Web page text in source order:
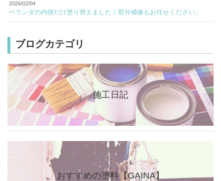
2026/02/04
ベランダの内側だけ塗り替えました｜部分補修もお任せください」
ブログカテゴリ
施工日記
おすすめの塗料【GAINA】